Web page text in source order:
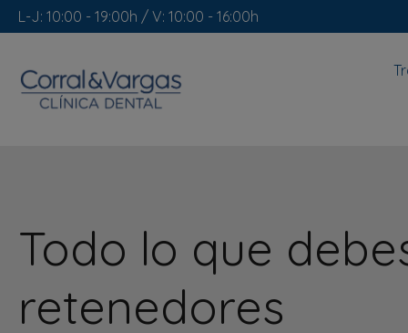
L-J: 10:00 - 19:00h / V: 10:00 - 16:00h
Todo lo que
retenedores